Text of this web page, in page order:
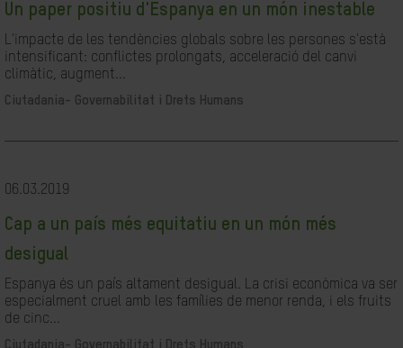
Un paper positiu d'Espanya en un món inestable
L'impacte de les tendències globals sobre les persones s'està
intensificant: conflictes prolongats, acceleració del canvi
climàtic, augment...
Ciutadania- Governabilitat i Drets Humans
06.03.2019
Cap a un país més equitatiu en un món més
desigual
Espanya és un país altament desigual. La crisi econòmica va ser
especialment cruel amb les famílies de menor renda, i els fruits
de cinc...
Ciutadania- Governabilitat i Drets Humans